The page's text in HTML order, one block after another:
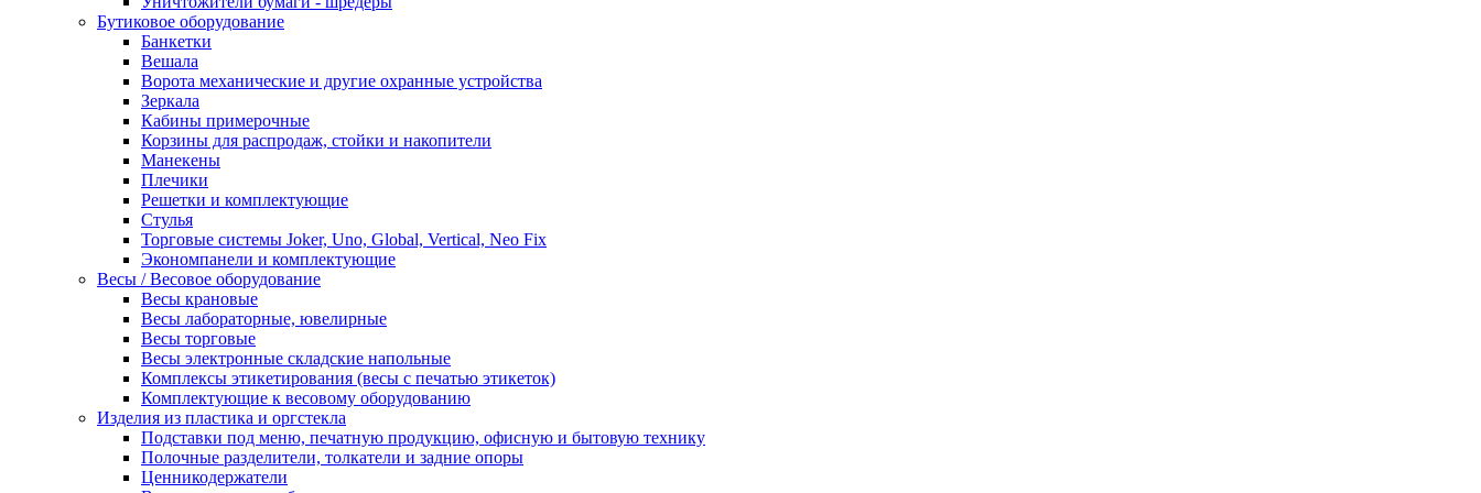
Бутиковое оборудование
Банкетки
Вешала
Ворота механические и другие охранные устройства
Зеркала
Кабины примерочные
Корзины для распродаж, стойки и накопители
Манекены
Плечики
Решетки и комплектующие
Стулья
Торговые системы Joker, Uno, Global, Vertical, Neo Fix
Экономпанели и комплектующие
Весы / Весовое оборудование
Весы крановые
Весы лабораторные, ювелирные
Весы торговые
Весы электронные складские напольные
Комплексы этикетирования (весы с печатью этикеток)
Комплектующие к весовому оборудованию
Изделия из пластика и оргстекла
Подставки под меню, печатную продукцию, офисную и бытовую технику
Полочные разделители, толкатели и задние опоры
Ценникодержатели